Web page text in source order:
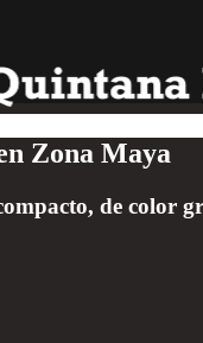
Zona Maya
de color